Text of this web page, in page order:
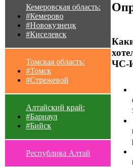
Кемеровская область:
#Кемерово
#Новокузнецк
#Киселевск
Томская область:
#Томск
#Стрежевой
Алтайский край:
#Барнаул
#Бийск
Республика Алтай
ЧС-